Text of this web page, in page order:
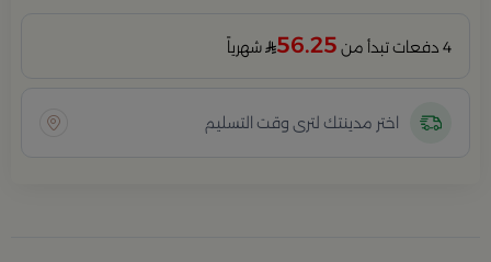
4 دفعات تبدأ من 56.25 شهرياً
اختر مدينتك لترى وقت التسليم